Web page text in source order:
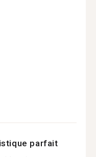
parfait